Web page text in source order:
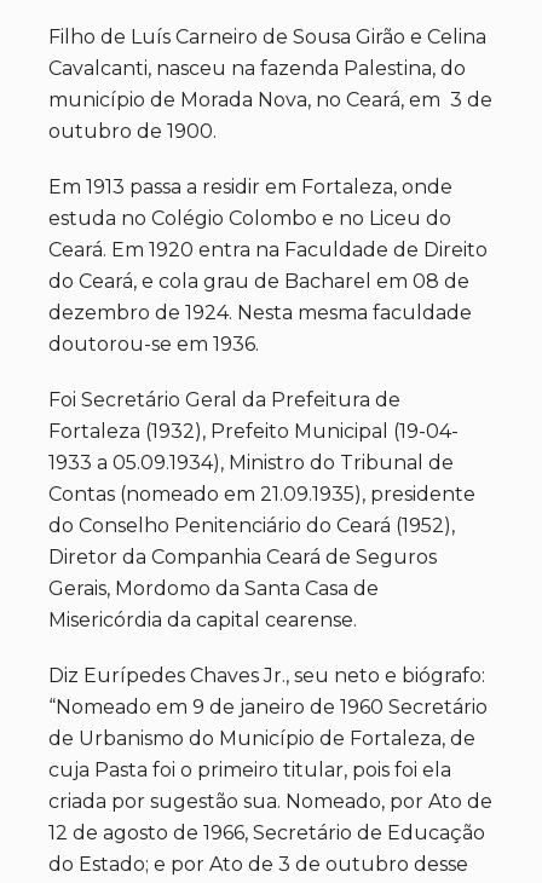
Filho de Luís Carneiro de Sousa Girão e Celina
Cavalcanti, nasceu na fazenda Palestina, do
município de Morada Nova, no Ceará, em 3 de
outubro de 1900.
Em 1913 passa a residir em Fortaleza, onde
estuda no Colégio Colombo e no Liceu do
Ceará. Em 1920 entra na Faculdade de Direito
do Ceará, e cola grau de Bacharel em 08 de
dezembro de 1924. Nesta mesma faculdade
doutorou-se em 1936.
Foi Secretário Geral da Prefeitura de
Fortaleza (1932), Prefeito Municipal (19-04-
1933 a 05.09.1934), Ministro do Tribunal de
Contas (nomeado em 21.09.1935), presidente
do Conselho Penitenciário do Ceará (1952),
Diretor da Companhia Ceará de Seguros
Gerais, Mordomo da Santa Casa de
Misericórdia da capital cearense.
Diz Eurípedes Chaves Jr., seu neto e biógrafo:
“Nomeado em 9 de janeiro de 1960 Secretário
de Urbanismo do Município de Fortaleza, de
cuja Pasta foi o primeiro titular, pois foi ela
criada por sugestão sua. Nomeado, por Ato de
12 de agosto de 1966, Secretário de Educação
do Estado; e por Ato de 3 de outubro desse